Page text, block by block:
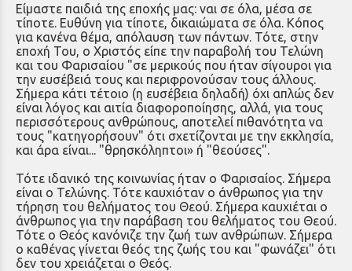
Είμαστε παιδιά της εποχής μας: ναι σε όλα, μέσα σε
τίποτε. Ευθύνη για τίποτε, δικαιώματα σε όλα. Κόπος
για κανένα θέμα, απόλαυση των πάντων. Τότε, στην
εποχή Του, ο Χριστός είπε την παραβολή του Τελώνη
και του Φαρισαίου "σε μερικούς που ήταν σίγουροι για
την ευσέβειά τους και περιφρονούσαν τους άλλους.
Σήμερα κάτι τέτοιο (η ευσέβεια δηλαδή) όχι απλώς δεν
είναι λόγος και αιτία διαφοροποίησης, αλλά, για τους
περισσότερους ανθρώπους, αποτελεί πιθανότητα να
τους "κατηγορήσουν" ότι σχετίζονται με την εκκλησία,
και άρα είναι... "θρησκόληπτοι» ή "θεούσες".
Τότε ιδανικό της κοινωνίας ήταν ο Φαρισαίος. Σήμερα
είναι ο Τελώνης. Τότε καυχιόταν ο άνθρωπος για την
τήρηση του θελήματος του Θεού. Σήμερα καυχιέται ο
άνθρωπος για την παράβαση του θελήματος του Θεού.
Τότε ο Θεός κανόνιζε την ζωή των ανθρώπων. Σήμερα
ο καθένας γίνεται θεός της ζωής του και "φωνάζει" ότι
δεν του χρειάζεται ο Θεός.